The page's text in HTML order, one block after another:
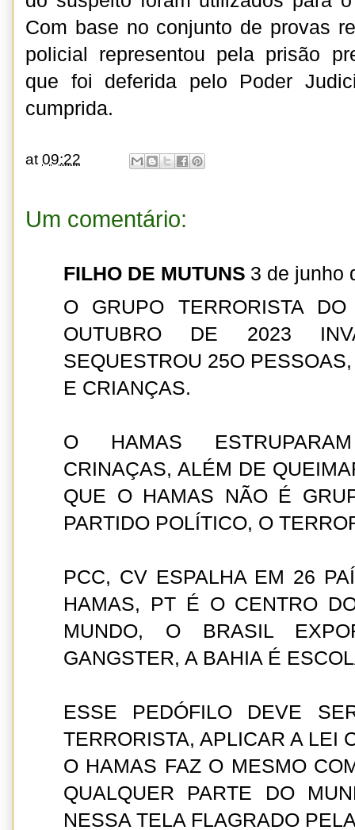
Com base no conjunto de provas
policial representou pela prisão
que foi deferida pelo Poder
cumprida.
at09:22
Um comentário:
FILHO DE MUTUNS 3 de junho
O GRUPO TERRORISTA
OUTUBRO DE 2023
SEQUESTROU 25O
E CRIANÇAS.
O HAMAS
CRINAÇAS, ALÉM DE
QUE O HAMAS NÃO É
PARTIDO POLÍTICO, O
PCC, CV ESPALHA EM 26
HAMAS, PT É O CENTRO
MUNDO, O BRASIL
GANGSTER, A BAHIA É
ESSE PEDÓFILO DEVE
TERRORISTA, APLICAR A LEI
O HAMAS FAZ O MESMO
QUALQUER PARTE DO
NESSA TELA FLAGRADO